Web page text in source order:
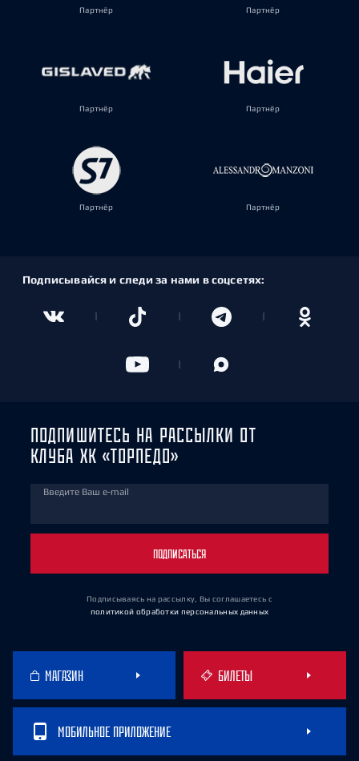
Партнёр Партнёр
Партнёр Партнёр
Партнёр Партнёр
Подписывайся и следи за нами в соцсетях:
ПОДПИШИТЕСЬ НА РАССЫЛКИ ОТ
КЛУБА ХК «ТОРПЕДО»
Введите Ваш e-mail
ПОДПИСАТЬСЯ
Подписываясь на рассылку, Вы соглашаетесь с
политикой обработки персональных данных
МАГАЗИН БИЛЕТЫ
МОБИЛЬНОЕ ПРИЛОЖЕНИЕ